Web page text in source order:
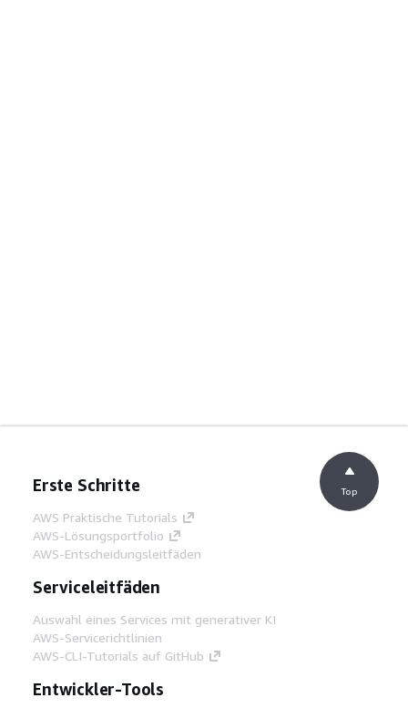
Erste Schritte
AWS Praktische Tutorials
AWS-Lösungsportfolio
AWS-Entscheidungsleitfäden
Serviceleitfäden
Auswahl eines Services mit generativer KI
AWS-Servicerichtlinien
AWS-CLI-Tutorials auf GitHub
Entwickler-Tools
Top